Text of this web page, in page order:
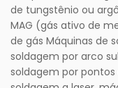
de tungstênio ou
MAG (gás ativo de
de gás Máquinas de
soldagem por arco
soldagem por